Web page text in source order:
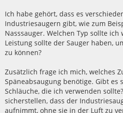
Ich habe gehört, dass es
Industriesaugern gibt, wie zum
Nasssauger. Welchen Typ sollte
Leistung sollte der Sauger haben,
zu können?
Zusätzlich frage ich mich, welches
Späneabsaugung benötige. Gibt es
Schläuche, die ich verwenden
sicherstellen, dass der
aufnimmt, ohne sie in der Luft zu